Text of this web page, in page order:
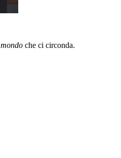
mondo che ci circonda.